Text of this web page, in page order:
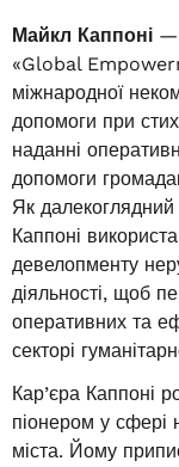
Майкл Каппоні —
«Global
міжнародної
допомоги при
наданні
допомоги
Як далекоглядний
Каппоні
девелопменту
діяльності, щоб
оперативних та
секторі
Кар’єра Каппоні
піонером у сфері
міста. Йому